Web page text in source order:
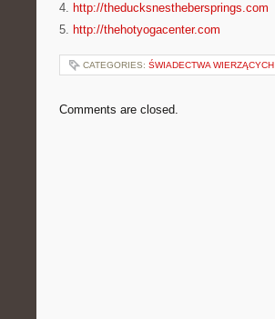
4. http://theducksnesthebersprings.com
5. http://thehotyogacenter.com
CATEGORIES: ŚWIADECTWA WIERZĄCYCH
Comments are closed.